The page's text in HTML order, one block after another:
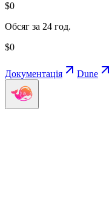
$0
Обсяг за 24 год.
$0
Документація Dune